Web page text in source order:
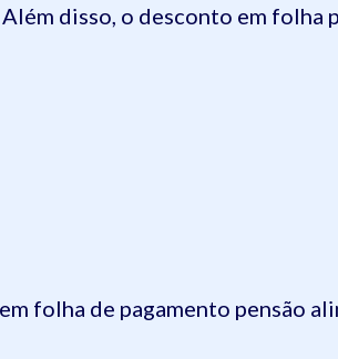
disso, o desconto em
folha de pagamento pensão